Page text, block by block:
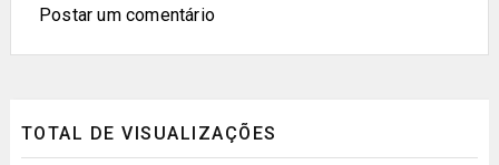
Postar um comentário
TOTAL DE VISUALIZAÇÕES